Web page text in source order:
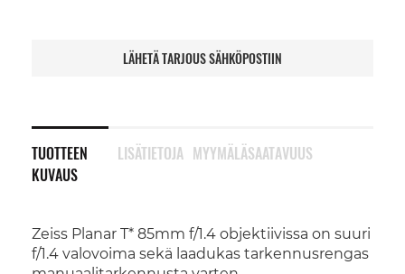
LÄHETÄ TARJOUS SÄHKÖPOSTIIN
TUOTTEEN
KUVAUS
Zeiss Planar T* 85mm f/1.4 objektiivissa on suuri
f/1.4 valovoima sekä laadukas tarkennusrengas
LISÄTIETOJA MYYMÄLÄSAATAVUUS